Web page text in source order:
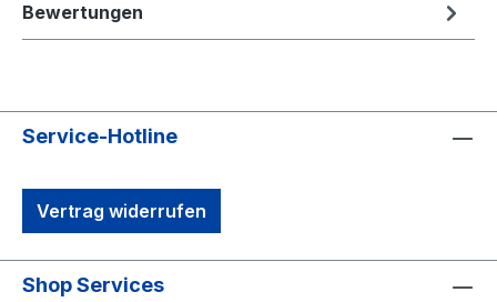
Bewertungen
Service-Hotline
Vertrag widerrufen
Shop Services